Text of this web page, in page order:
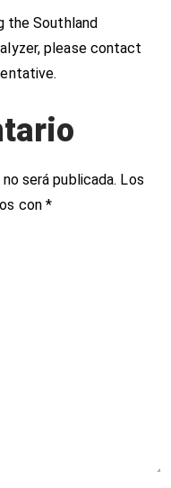
the Southland
please contact
será publicada. Los
con *